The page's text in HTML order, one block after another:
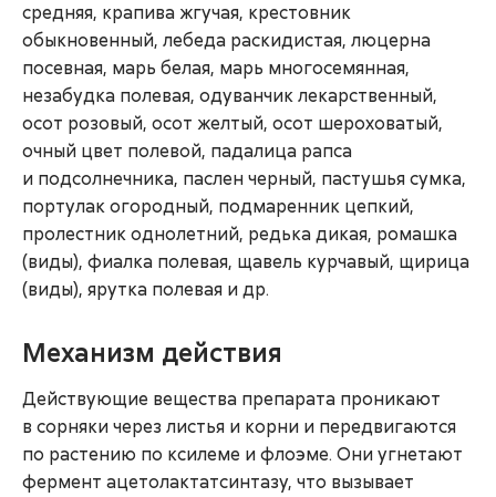
средняя, крапива жгучая, крестовник
обыкновенный, лебеда раскидистая, люцерна
посевная, марь белая, марь многосемянная,
незабудка полевая, одуванчик лекарственный,
осот розовый, осот желтый, осот шероховатый,
очный цвет полевой, падалица рапса
и подсолнечника, паслен черный, пастушья сумка,
портулак огородный, подмаренник цепкий,
пролестник однолетний, редька дикая, ромашка
(виды), фиалка полевая, щавель курчавый, щирица
(виды), ярутка полевая и др.
Механизм действия
Действующие вещества препарата проникают
в сорняки через листья и корни и передвигаются
по растению по ксилеме и флоэме. Они угнетают
фермент ацетолактатсинтазу, что вызывает